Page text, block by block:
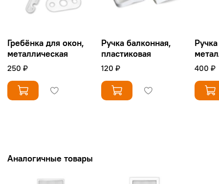
Гребёнка для окон,
металлическая
250 ₽
Ручка балконная,
пластиковая
120 ₽ 400 ₽
Аналогичные товары